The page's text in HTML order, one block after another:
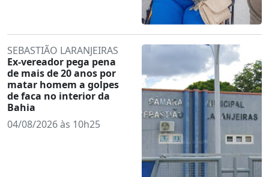
SEBASTIÃO LARANJEIRAS
Ex-vereador pega pena
de mais de 20 anos por
matar homem a golpes
de faca no interior da
Bahia
04/08/2026 às 10h25